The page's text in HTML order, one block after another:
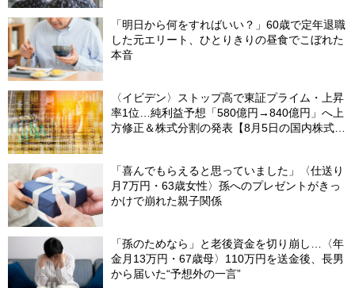
「明日から何をすればいい？」60歳で定年退職
した元エリート、ひとりきりの昼食でこぼれた
本音
〈イビデン〉ストップ高で東証プライム・上昇
率1位…純利益予想「580億円→840億円」へ上
方修正＆株式分割の発表【8月5日の国内株式市
「喜んでもらえると思っていました」〈仕送り
月7万円・63歳女性〉孫へのプレゼントがきっ
かけで崩れた親子関係
「孫のためなら」と老後資金を切り崩し…〈年
金月13万円・67歳母〉110万円を送金後、長男
から届いた“予想外の一言”